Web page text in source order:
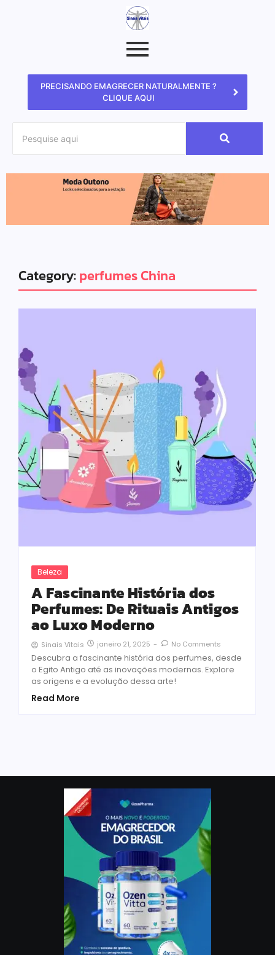
PRECISANDO EMAGRECER NATURALMENTE ?
CLIQUE AQUI
Category:perfumes China
Beleza
A Fascinante História dos
Perfumes: De Rituais Antigos
ao Luxo Moderno
Sinais Vitais janeiro 21, 2025 - No Comments
Descubra a fascinante história dos perfumes, desde
o Egito Antigo até as inovações modernas. Explore
as origens e a evolução dessa arte!
Read More